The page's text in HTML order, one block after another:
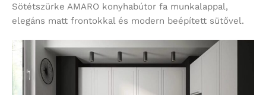
Sötétszürke AMARO konyhabútor fa munkalappal,
elegáns matt frontokkal és modern beépített sütővel.